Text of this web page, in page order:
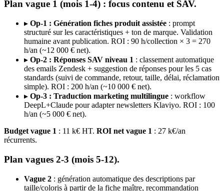
Plan vague 1 (mois 1-4) : focus contenu et SAV.
▸ Op-1 : Génération fiches produit assistée : prompt
structuré sur les caractéristiques + ton de marque. Validation
humaine avant publication. ROI : 90 h/collection × 3 = 270
h/an (~12 000 € net).
▸ Op-2 : Réponses SAV niveau 1 : classement automatique
des emails Zendesk + suggestion de réponses pour les 5 cas
standards (suivi de commande, retour, taille, délai, réclamation
simple). ROI : 200 h/an (~10 000 € net).
▸ Op-3 : Traduction marketing multilingue : workflow
DeepL+Claude pour adapter newsletters Klaviyo. ROI : 100
h/an (~5 000 € net).
Budget vague 1 : 11 k€ HT. ROI net vague 1 : 27 k€/an
récurrents.
Plan vagues 2-3 (mois 5-12).
Vague 2 : génération automatique des descriptions par
taille/coloris à partir de la fiche maître, recommandation